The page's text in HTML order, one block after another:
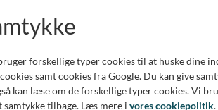
generalforsamling 4. juni
Referatforskellige typer cookies til at huske dine
samt cookies fra Google. Du kan give
kan læse om de forskellige typer cookies. Vi
tilbage. Læs mere i vores cookiepolitik.